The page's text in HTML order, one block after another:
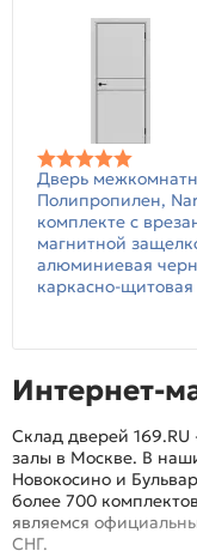
Дверь
Полипропилен,
комплекте с
магнитной
алюминиевая
каркасно-щитовая
Интернет-
Склад дверей 169.RU
залы в Москве. В
Новокосино и
более 700
являемся
СНГ.